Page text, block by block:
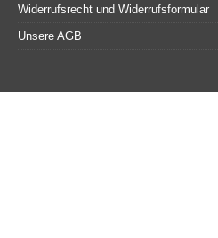
Widerrufsrecht und Widerrufsformular
Unsere AGB